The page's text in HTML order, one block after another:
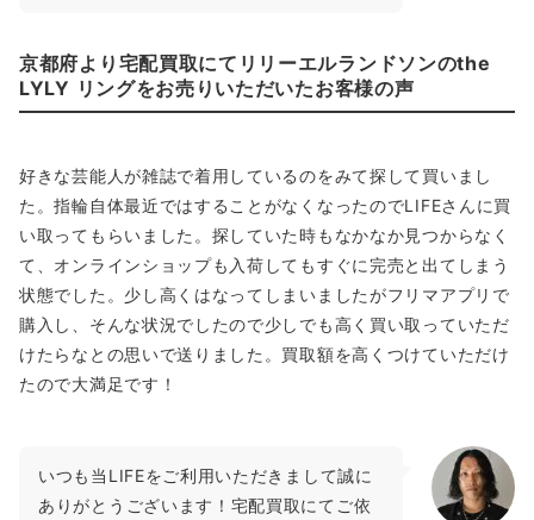
京都府より宅配買取にてリリーエルランドソンのthe
LYLY リングをお売りいただいたお客様の声
好きな芸能人が雑誌で着用しているのをみて探して買いまし
た。指輪自体最近ではすることがなくなったのでLIFEさんに買
い取ってもらいました。探していた時もなかなか見つからなく
て、オンラインショップも入荷してもすぐに完売と出てしまう
状態でした。少し高くはなってしまいましたがフリマアプリで
購入し、そんな状況でしたので少しでも高く買い取っていただ
けたらなとの思いで送りました。買取額を高くつけていただけ
たので大満足です！
いつも当LIFEをご利用いただきまして誠に
ありがとうございます！宅配買取にてご依